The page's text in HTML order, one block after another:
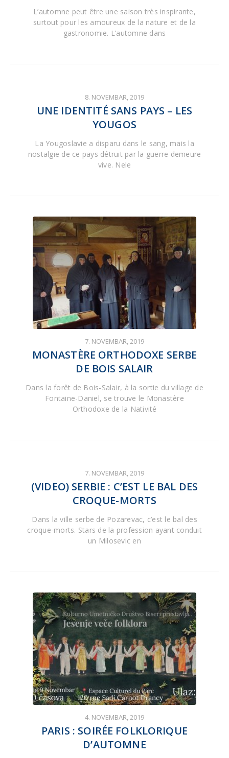
L’automne peut être une saison très inspirante,
surtout pour les amoureux de la nature et de la
gastronomie. L’automne dans
8. NOVEMBAR, 2019
UNE IDENTITÉ SANS PAYS – LES
YOUGOS
La Yougoslavie a disparu dans le sang, mais la
nostalgie de ce pays détruit par la guerre demeure
vive. Nele
7. NOVEMBAR, 2019
MONASTÈRE ORTHODOXE SERBE
DE BOIS SALAIR
Dans la forêt de Bois-Salair, à la sortie du village de
Fontaine-Daniel, se trouve le Monastère
Orthodoxe de la Nativité
7. NOVEMBAR, 2019
(VIDEO) SERBIE : C’EST LE BAL DES
CROQUE-MORTS
Dans la ville serbe de Pozarevac, c’est le bal des
croque-morts. Stars de la profession ayant conduit
un Milosevic en
4. NOVEMBAR, 2019
PARIS : SOIRÉE FOLKLORIQUE
D’AUTOMNE